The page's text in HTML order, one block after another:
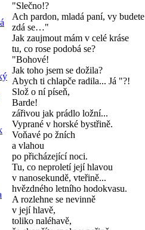
"Slečno!?
Ach pardon, mladá paní, vy
zdá se…"
Jak zaujmout mám v celé kráse
tu, co rose podobá se?
"Bohové!
Jak toho jsem se dožila?
Abych ti chlapče radila... Já "?!
Slož o ní píseň,
Barde!
zářivou jak prádlo ložní...
Vyprané v horské bystřině.
Voňavé po žních
a vlahou
po přicházející noci.
Tu, co neproletí její hlavou
v nanosekundě, vteřině...
hvězdného letního hodokvasu.
A rozlehne se nevinně
v její hlavě,
toliko naléhavě,